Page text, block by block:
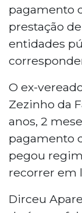
pagamento
prestação
entidades
O ex-
Zezinho da
anos, 2
pagamento
pegou
recorrer em
Dirceu